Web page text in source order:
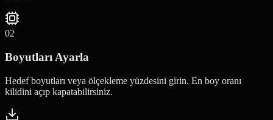
02
Boyutları Ayarla
Hedef boyutları veya ölçekleme yüzdesini girin. En boy oranı
kilidini açıp kapatabilirsiniz.